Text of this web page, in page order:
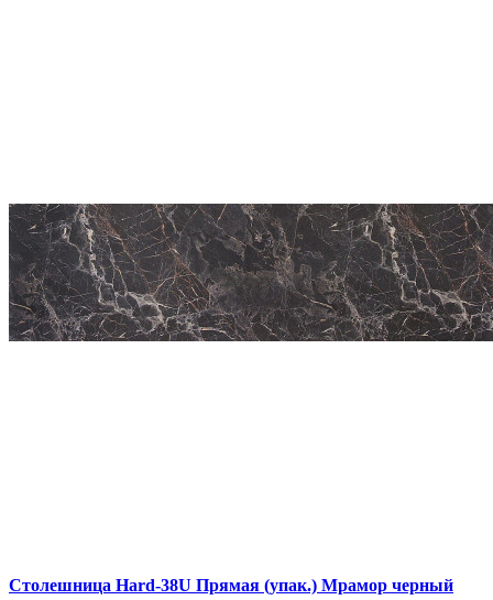
Столешница Hard-38U Прямая (упак.) Мрамор черный